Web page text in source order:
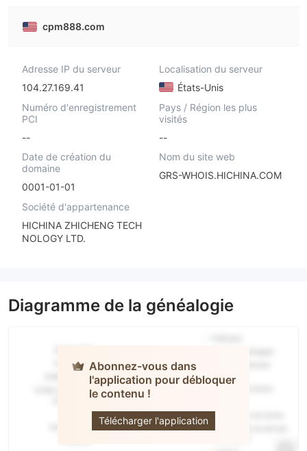
cpm888.com
Adresse IP du serveur
104.27.169.41
Localisation du serveur
États-Unis
Numéro d'enregistrement
PCI
--
Pays / Région les plus
visités
--
Date de création du
domaine
0001-01-01
Nom du site web
GRS-WHOIS.HICHINA.COM
Société d'appartenance
HICHINA ZHICHENG TECH
NOLOGY LTD.
Diagramme de la généalogie
Abonnez-vous dans
l'application pour débloquer
le contenu !
Télécharger l'application
Chancellor
Precious